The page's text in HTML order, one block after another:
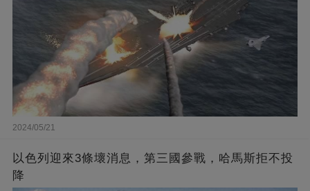
2024/05/21
以色列迎來3條壞消息，第三國參戰，哈馬斯拒不投
降